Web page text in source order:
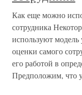
Как еще можно
сотрудника
используют модель
оценки самого
его работой в
Предположим, что